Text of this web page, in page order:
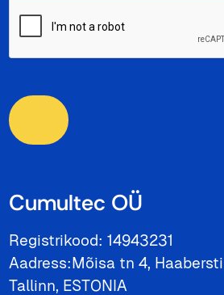
Cumultec OÜ
Registrikood: 14943231
Aadress:Mõisa tn 4,
Tallinn, ESTONIA